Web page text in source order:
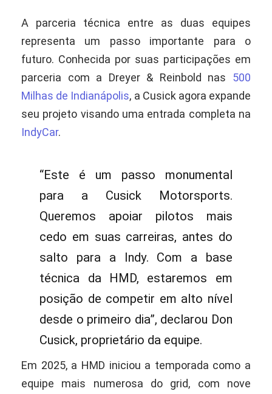
A parceria técnica entre as duas equipes
representa um passo importante para o
futuro. Conhecida por suas participações em
parceria com a Dreyer & Reinbold nas 500
Milhas de Indianápolis, a Cusick agora expande
seu projeto visando uma entrada completa na
IndyCar.
“Este é um passo monumental
para a Cusick Motorsports.
Queremos apoiar pilotos mais
cedo em suas carreiras, antes do
salto para a Indy. Com a base
técnica da HMD, estaremos em
posição de competir em alto nível
desde o primeiro dia”, declarou Don
Cusick, proprietário da equipe.
Em 2025, a HMD iniciou a temporada como a
equipe mais numerosa do grid, com nove